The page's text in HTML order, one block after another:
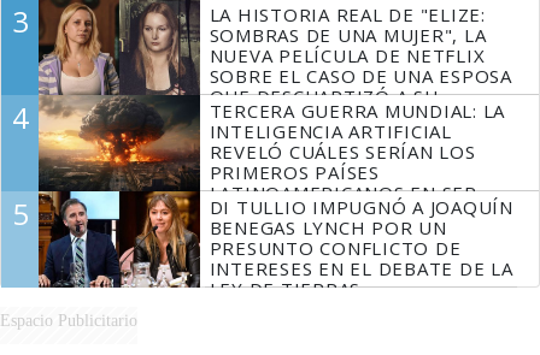
3
LA HISTORIA REAL DE "ELIZE:
SOMBRAS DE UNA MUJER", LA
NUEVA PELÍCULA DE NETFLIX
SOBRE EL CASO DE UNA ESPOSA
QUE DESCUARTIZÓ A SU
MARIDO
4
TERCERA GUERRA MUNDIAL: LA
INTELIGENCIA ARTIFICIAL
REVELÓ CUÁLES SERÍAN LOS
PRIMEROS PAÍSES
LATINOAMERICANOS EN SER
DERROTADOS
5
DI TULLIO IMPUGNÓ A JOAQUÍN
BENEGAS LYNCH POR UN
PRESUNTO CONFLICTO DE
INTERESES EN EL DEBATE DE LA
LEY DE TIERRAS
Espacio Publicitario